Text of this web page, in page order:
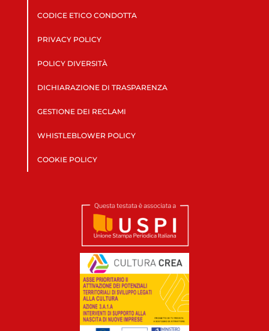
CODICE ETICO CONDOTTA
PRIVACY POLICY
POLICY DIVERSITÀ
DICHIARAZIONE DI TRASPARENZA
GESTIONE DEI RECLAMI
WHISTLEBLOWER POLICY
COOKIE POLICY